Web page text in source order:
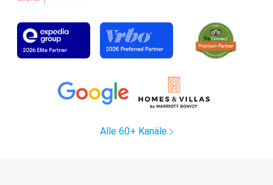
Alle 60+ Kanäle